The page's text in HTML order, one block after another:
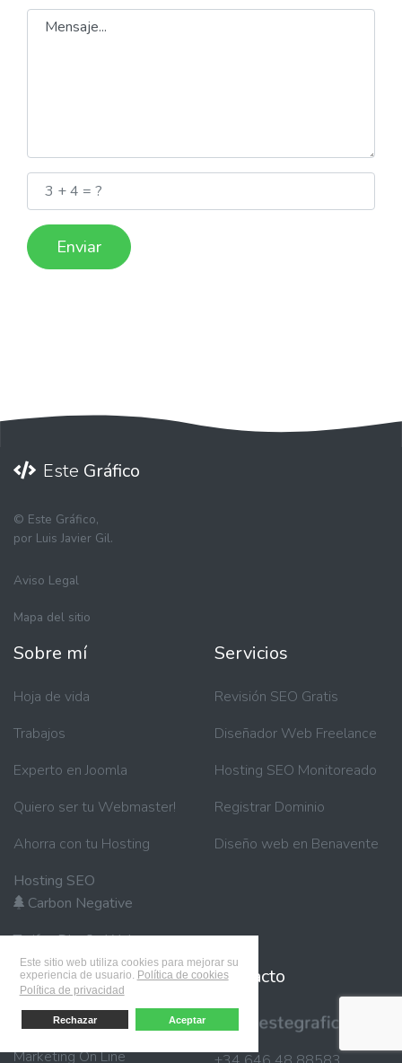
Este sitio web utiliza cookies para mejorar su
experiencia de usuario. Política de cookies
Política de privacidad
Rechazar Aceptar
Este Gráfico
© Este Gráfico,
por Luis Javier Gil.
Aviso Legal
Mapa del sitio
Sobre mí
Hoja de vida
Trabajos
Experto en Joomla
Quiero ser tu Webmaster!
Ahorra con tu Hosting
Hosting SEO
Carbon Negative
Tarifas Diseño Web
Servicios
Revisión SEO Gratis
Diseñador Web Freelance
Hosting SEO Monitoreado
Registrar Dominio
Diseño web en Benavente
Blog
Proyectos
Marketing On Line
Contacto